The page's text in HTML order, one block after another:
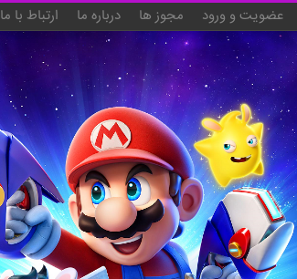
عضویت و ورود مجوز ها درباره ما ارتباط با ما